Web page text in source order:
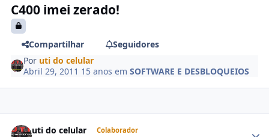
C400 imei zerado!
Compartilhar
Seguidores
Por uti do celular
Abril 29, 2011 15 anos emSOFTWARE E DESBLOQUEIOS
uti do celular Colaborador